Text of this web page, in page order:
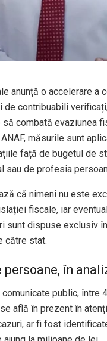
anunță o accelerare a
contribuabili
să combată evaziunea
măsurile sunt
față de bugetul de
sau de profesia
că nimeni nu este
fiscale, iar
sunt dispuse exclusiv
către stat.
în
public, între
află în prezent în
ar fi fost